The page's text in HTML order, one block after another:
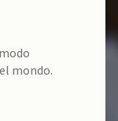
mondo.